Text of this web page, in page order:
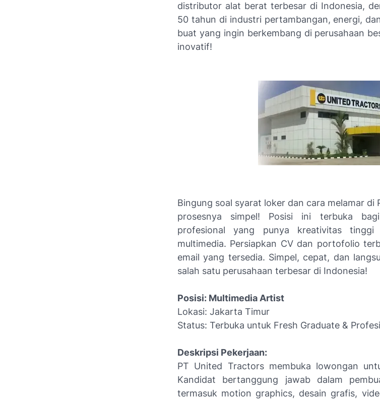
distributor alat berat terbesar di Indonesia,
50 tahun di industri pertambangan, energi,
buat yang ingin berkembang di perusahaan
inovatif!
Bingung soal syarat loker dan cara melamar di
prosesnya simpel! Posisi ini terbuka
profesional yang punya kreativitas
multimedia. Persiapkan CV dan portofolio
email yang tersedia. Simpel, cepat, dan
salah satu perusahaan terbesar di Indonesia!
Posisi: Multimedia Artist
Lokasi: Jakarta Timur
Status: Terbuka untuk Fresh Graduate &
Deskripsi Pekerjaan:
PT United Tractors membuka lowongan
Kandidat bertanggung jawab dalam
termasuk motion graphics, desain grafis,